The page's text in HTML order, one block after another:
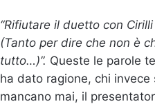
“Rifiutare il duetto con
(Tanto per dire che non è
tutto…)”. Queste le parole
ha dato ragione, chi
mancano mai, il